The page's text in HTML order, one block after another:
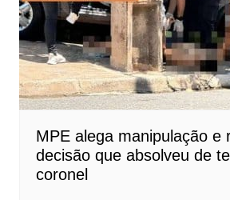
MPE alega manipulação e
decisão que absolveu de
coronel